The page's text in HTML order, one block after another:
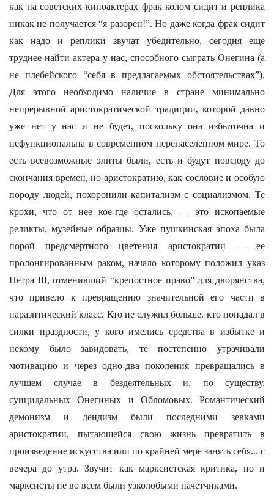
как на советских киноактерах фрак колом сидит и реплика
никак не получается “я разорен!”. Но даже когда фрак сидит
как надо и реплики звучат убедительно, сегодня еще
труднее найти актера у нас, способного сыграть Онегина (а
не плебейского “себя в предлагаемых обстоятельствах”).
Для этого необходимо наличие в стране минимально
непрерывной аристократической традиции, которой давно
уже нет у нас и не будет, поскольку она избыточна и
нефункциональна в современном перенаселенном мире. То
есть всевозможные элиты были, есть и будут повсюду до
скончания времен, но аристократию, как сословие и особую
породу людей, похоронили капитализм с социализмом. Те
крохи, что от нее кое-где остались, — это ископаемые
реликты, музейные образцы. Уже пушкинская эпоха была
порой предсмертного цветения аристократии — ее
пролонгированным раком, начало которому положил указ
Петра III, отменивший “крепостное право” для дворянства,
что привело к превращению значительной его части в
паразитический класс. Кто не служил больше, кто попадал в
силки праздности, у кого имелись средства в избытке и
некому было завидовать, те постепенно утрачивали
мотивацию и через одно-два поколения превращались в
лучшем случае в бездеятельных и, по существу,
суицидальных Онегиных и Обломовых. Романтический
демонизм и дендизм были последними зевками
аристократии, пытающейся свою жизнь превратить в
произведение искусства или по крайней мере занять себя... с
вечера до утра. Звучит как марксистская критика, но и
марксисты не во всем были узколобыми начетчиками.